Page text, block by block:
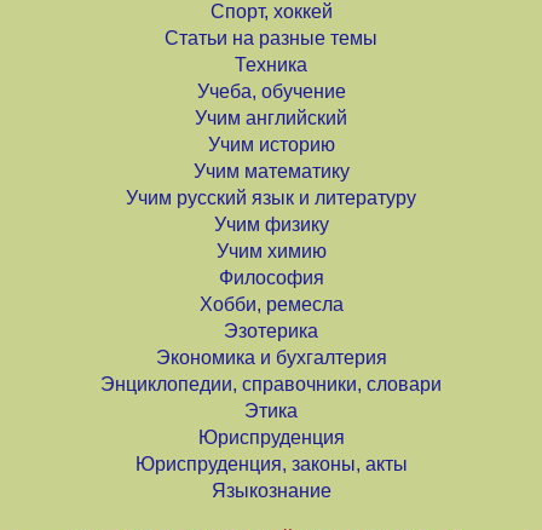
Спорт, хоккей
Статьи на разные темы
Техника
Учеба, обучение
Учим английский
Учим историю
Учим математику
Учим русский язык и литературу
Учим физику
Учим химию
Философия
Хобби, ремесла
Эзотерика
Экономика и бухгалтерия
Энциклопедии, справочники, словари
Этика
Юриспруденция
Юриспруденция, законы, акты
Языкознание